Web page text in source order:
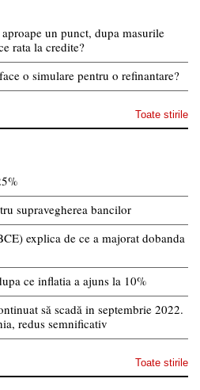
un punct, dupa masurile
rata la credite?
o simulare pentru o refinantare?
Toate stirile
supravegherea bancilor
explica de ce a majorat dobanda
ce inflatia a ajuns la 10%
să scadă in septembrie 2022.
redus semnificativ
Toate stirile